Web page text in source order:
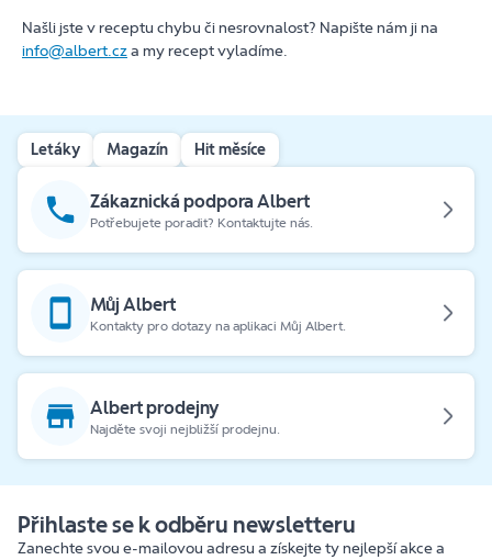
Našli jste v receptu chybu či nesrovnalost? Napište nám ji na
info@albert.cza my recept vyladíme.
Letáky Magazín Hit měsíce
Zákaznická podpora Albert
Potřebujete poradit? Kontaktujte nás.
Můj Albert
Kontakty pro dotazy na aplikaci Můj Albert.
Albert prodejny
Najděte svoji nejbližší prodejnu.
Přihlaste se k odběru newsletteru
Zanechte svou e-mailovou adresu a získejte ty nejlepší akce a